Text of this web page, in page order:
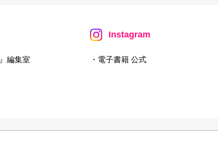
編集室
Instagram
・電子書籍 公式